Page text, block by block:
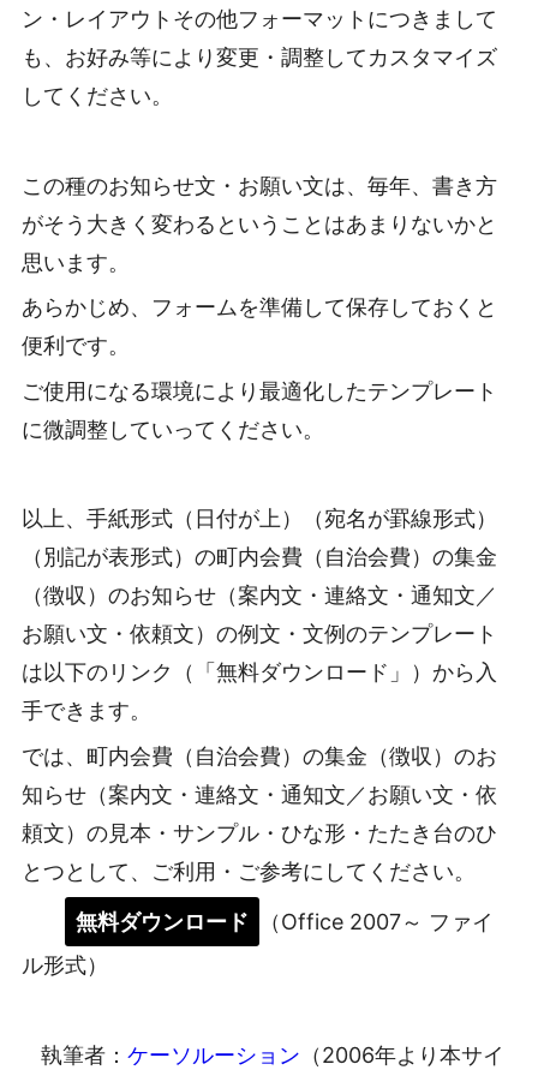
ン・レイアウトその他フォーマットにつきまして
も、お好み等により変更・調整してカスタマイズ
してください。
この種のお知らせ文・お願い文は、毎年、書き方
がそう大きく変わるということはあまりないかと
思います。
あらかじめ、フォームを準備して保存しておくと
便利です。
ご使用になる環境により最適化したテンプレート
に微調整していってください。
以上、手紙形式（日付が上）（宛名が罫線形式）
（別記が表形式）の町内会費（自治会費）の集金
（徴収）のお知らせ（案内文・連絡文・通知文／
お願い文・依頼文）の例文・文例のテンプレート
は以下のリンク（「無料ダウンロード」）から入
手できます。
では、町内会費（自治会費）の集金（徴収）のお
知らせ（案内文・連絡文・通知文／お願い文・依
頼文）の見本・サンプル・ひな形・たたき台のひ
とつとして、ご利用・ご参考にしてください。
無料ダウンロード
（Office 2007～ ファイ
ル形式）
執筆者： ケーソルーション （2006年より本サイ